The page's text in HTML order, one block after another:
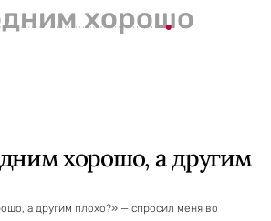
хорошо
хорошо, а другим
а другим плохо?» — спросил меня во